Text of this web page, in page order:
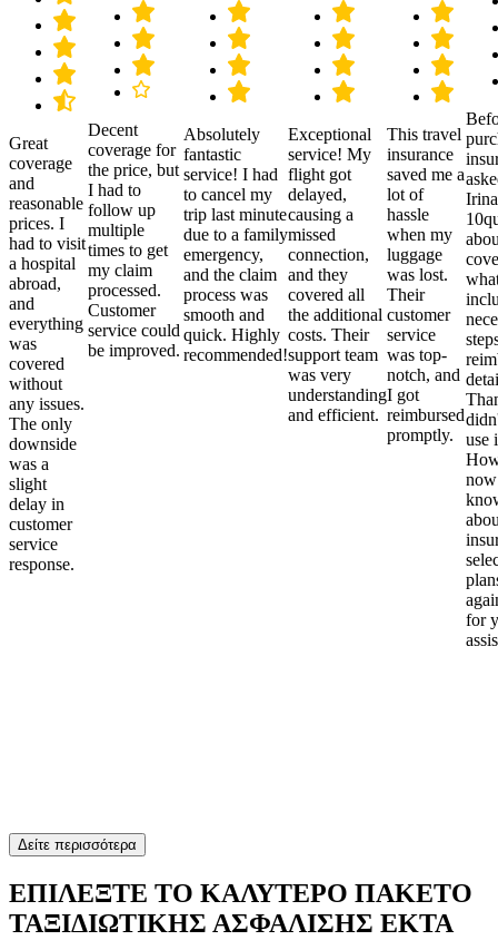
Great
coverage
and
reasonable
prices. I
had to visit
a hospital
abroad,
and
everything
was
covered
without
any issues.
The only
downside
was a
slight
delay in
customer
service
response.
Decent
coverage for
the price, but
I had to
follow up
multiple
times to get
my claim
processed.
Customer
service could
be improved.
Absolutely
fantastic
service! I had
to cancel my
trip last minute
due to a family
emergency,
and the claim
process was
smooth and
quick. Highly
recommended!
Exceptional
service! My
flight got
delayed,
causing a
missed
connection,
and they
covered all
the additional
costs. Their
support team
was very
understanding
and efficient.
This travel
insurance
saved me a
lot of
hassle
when my
luggage
was lost.
Their
customer
service
was top-
notch, and
I got
reimbursed
promptly.
use
for
Δείτε περισσότερα
ΕΠΙΛΕΞΤΕ ΤΟ ΚΑΛΥΤΕΡΟ ΠΑΚΕΤΟ
ΤΑΞΙΔΙΩΤΙΚΗΣ ΑΣΦΑΛΙΣΗΣ EKTA